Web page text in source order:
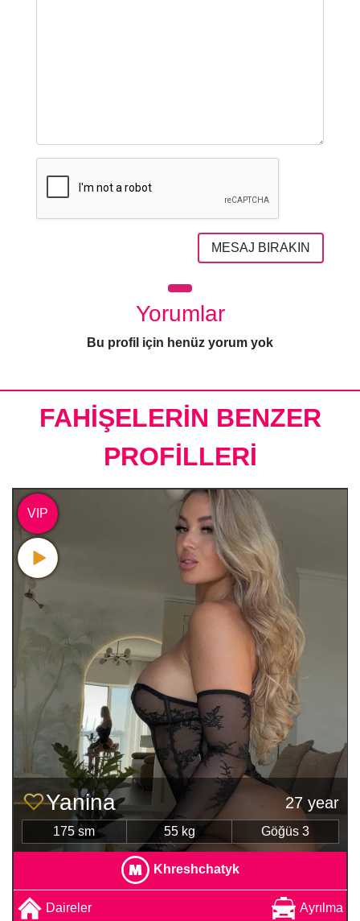
MESAJ BIRAKIN
Yorumlar
Bu profil için henüz yorum yok
FAHİŞELERİN BENZER
PROFİLLERİ
Yanina 27 year
175 sm 55 kg Göğüs 3
Khreshchatyk
Daireler Ayrılma
VIP